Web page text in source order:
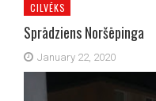
CILVĒKS
Sprādziens Noršēpinga
January 22, 2020